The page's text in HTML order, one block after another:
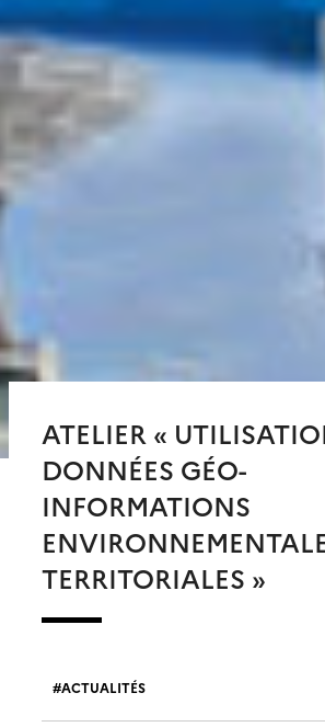
ATELIER «
DONNÉES GÉO-
INFORMATIONS
TERRITORIALES »
ACTUALITÉS